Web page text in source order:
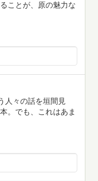
ことが、原の魅力な
人々の話を垣間見
。でも、これはあま